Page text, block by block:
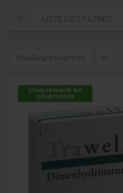
LISTE DES FILTRES
Meilleures ventes
Uniquement en
pharmacie